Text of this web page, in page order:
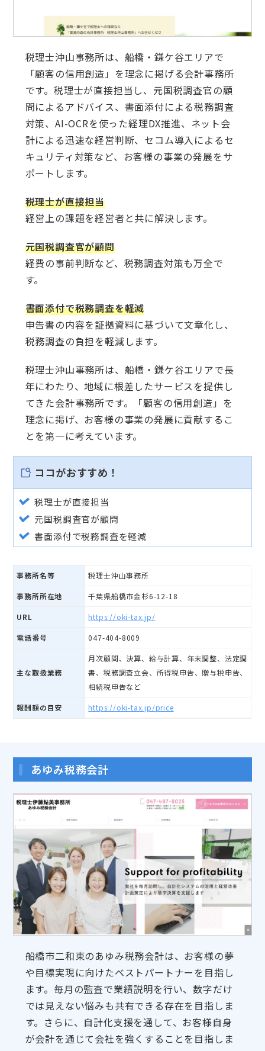
税理士沖山事務所は、船橋・鎌ケ谷エリアで
「顧客の信用創造」を理念に掲げる会計事務所
です。税理士が直接担当し、元国税調査官の顧
問によるアドバイス、書面添付による税務調査
対策、AI-OCRを使った経理DX推進、ネット会
計による迅速な経営判断、セコム導入によるセ
キュリティ対策など、お客様の事業の発展をサ
ポートします。
税理士が直接担当
経営上の課題を経営者と共に解決します。
元国税調査官が顧問
経費の事前判断など、税務調査対策も万全で
す。
書面添付で税務調査を軽減
申告書の内容を証拠資料に基づいて文章化し、
税務調査の負担を軽減します。
税理士沖山事務所は、船橋・鎌ケ谷エリアで長
年にわたり、地域に根差したサービスを提供し
てきた会計事務所です。「顧客の信用創造」を
理念に掲げ、お客様の事業の発展に貢献するこ
とを第一に考えています。
ココがおすすめ！
税理士が直接担当
元国税調査官が顧問
書面添付で税務調査を軽減
事務所名等 税理士沖山事務所
事務所所在地 千葉県船橋市金杉6-12-18
URL https://oki-tax.jp/
電話番号 047-404-8009
主な取扱業務
月次顧問、決算、給与計算、年末調整、法定調
書、税務調査立会、所得税申告、贈与税申告、
相続税申告など
報酬額の目安 https://oki-tax.jp/price
あゆみ税務会計
船橋市二和東のあゆみ税務会計は、お客様の夢
や目標実現に向けたベストパートナーを目指し
ます。毎月の監査で業績説明を行い、数字だけ
では見えない悩みも共有できる存在を目指しま
す。さらに、自計化支援を通して、お客様自身
が会計を通じて会社を強くすることを目指しま